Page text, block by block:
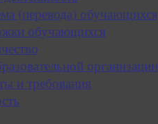
(перевода) обучающихся
обучающихся
организации
и требования